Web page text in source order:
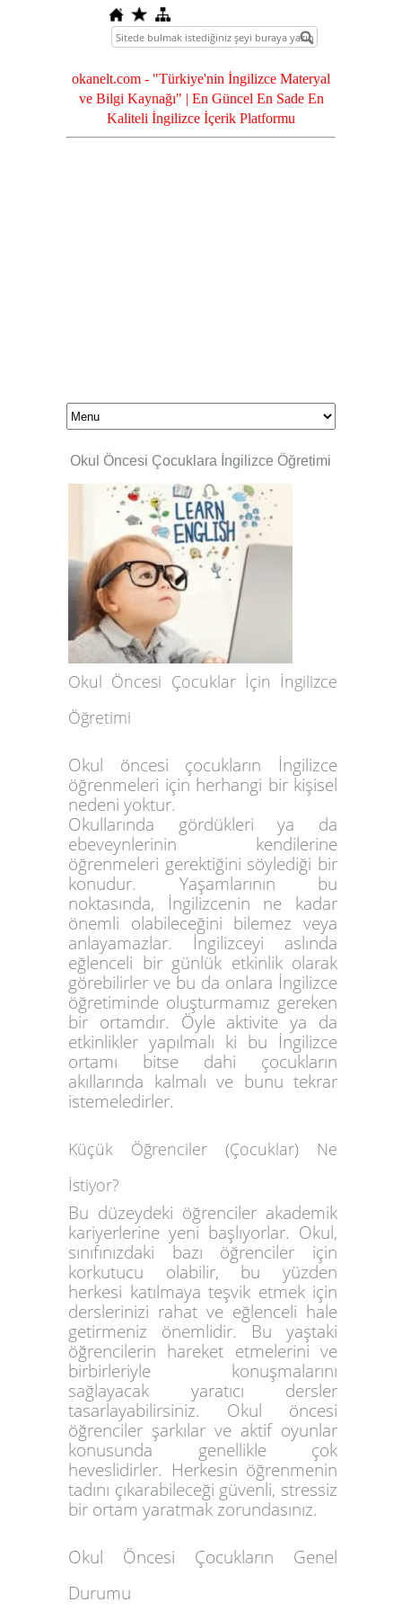
okanelt.com - "Türkiye'nin İngilizce Materyal
ve Bilgi Kaynağı" | En Güncel En Sade En
Kaliteli İngilizce İçerik Platformu
Okul Öncesi Çocuklara İngilizce Öğretimi
Okul Öncesi Çocuklar İçin İngilizce
Öğretimi
Okul öncesi çocukların İngilizce
öğrenmeleri için herhangi bir kişisel
nedeni yoktur.
Okullarında gördükleri ya da
ebeveynlerinin kendilerine
öğrenmeleri gerektiğini söylediği bir
konudur. Yaşamlarının bu
noktasında, İngilizcenin ne kadar
önemli olabileceğini bilemez veya
anlayamazlar. İngilizceyi aslında
eğlenceli bir günlük etkinlik olarak
görebilirler ve bu da onlara İngilizce
öğretiminde oluşturmamız gereken
bir ortamdır. Öyle aktivite ya da
etkinlikler yapılmalı ki bu İngilizce
ortamı bitse dahi çocukların
akıllarında kalmalı ve bunu tekrar
istemeledirler.
Küçük Öğrenciler (Çocuklar) Ne
İstiyor?
Bu düzeydeki öğrenciler akademik
kariyerlerine yeni başlıyorlar. Okul,
sınıfınızdaki bazı öğrenciler için
korkutucu olabilir, bu yüzden
herkesi katılmaya teşvik etmek için
derslerinizi rahat ve eğlenceli hale
getirmeniz önemlidir. Bu yaştaki
öğrencilerin hareket etmelerini ve
birbirleriyle konuşmalarını
sağlayacak yaratıcı dersler
tasarlayabilirsiniz. Okul öncesi
öğrenciler şarkılar ve aktif oyunlar
konusunda genellikle çok
heveslidirler. Herkesin öğrenmenin
tadını çıkarabileceği güvenli, stressiz
bir ortam yaratmak zorundasınız.
Okul Öncesi Çocukların Genel
Durumu